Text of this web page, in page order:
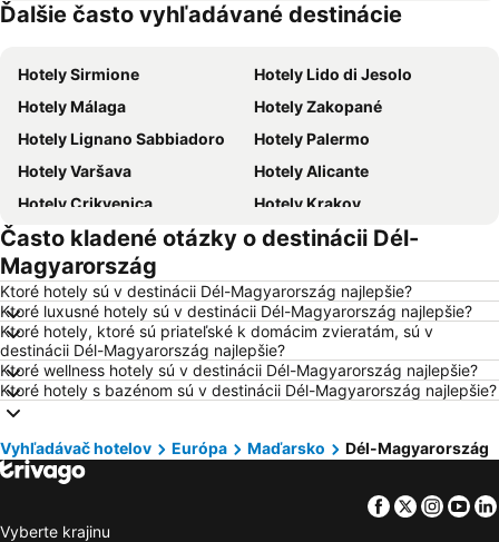
Hotely Grécko
Hotely Slovensko
Ďalšie často vyhľadávané destinácie
Hotely Sirmione
Hotely Lido di Jesolo
Hotely Málaga
Hotely Zakopané
Hotely Lignano Sabbiadoro
Hotely Palermo
Hotely Varšava
Hotely Alicante
Hotely Crikvenica
Hotely Krakov
Hotely Barcelona
Hotely Heraklion
Hotely Gdansk
Hotely Vysoké Tatry
Hotely New York
Hotely Dubaj
Hotely Tropea
Hotely Berlín
Hotely Laponsko
Hotely Malorka
Hotely Pobrežie Chorvátska
Hotely Krk
Hotely Švajčiarsko
Hotely Toskánsko
Hotely Istrijská župa
Často kladené otázky o destinácii Dél-
Magyarország
Ktoré hotely sú v destinácii Dél-Magyarország najlepšie?
Ktoré luxusné hotely sú v destinácii Dél-Magyarország najlepšie?
Ktoré hotely, ktoré sú priateľské k domácim zvieratám, sú v
destinácii Dél-Magyarország najlepšie?
Ktoré wellness hotely sú v destinácii Dél-Magyarország najlepšie?
Ktoré hotely s bazénom sú v destinácii Dél-Magyarország najlepšie?
Vyhľadávač hotelov Európa Maďarsko Dél-Magyarország
Facebook
Twitter
Vyberte krajinu